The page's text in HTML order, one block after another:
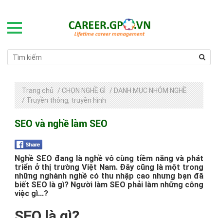
Trang chủ / CHỌN NGHỀ GÌ / DANH MỤC NHÓM NGHỀ
/ Truyền thông, truyền hình
SEO và nghề làm SEO
Nghề SEO đang là nghề vô cùng tiềm năng và phát
triển ở thị trường Việt Nam. Đây cũng là một trong
những nghành nghề có thu nhập cao nhưng bạn đã
biết SEO là gì? Người làm SEO phải làm những công
việc gì…?